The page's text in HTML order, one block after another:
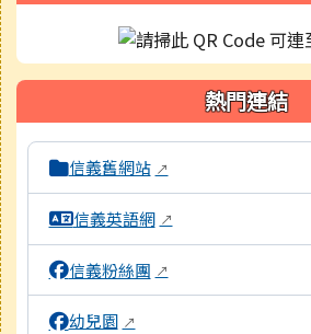
熱門連結
本區域包含校內外相關系統連結，點擊
信義舊網站 ↗
信義英語網 ↗
信義粉絲團 ↗
幼兒園 ↗